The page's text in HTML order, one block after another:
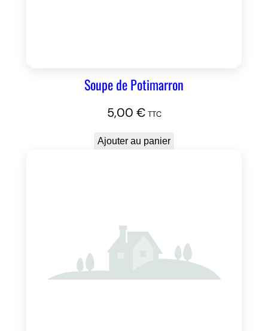
Soupe de Potimarron
5,00 € TTC
Ajouter au panier